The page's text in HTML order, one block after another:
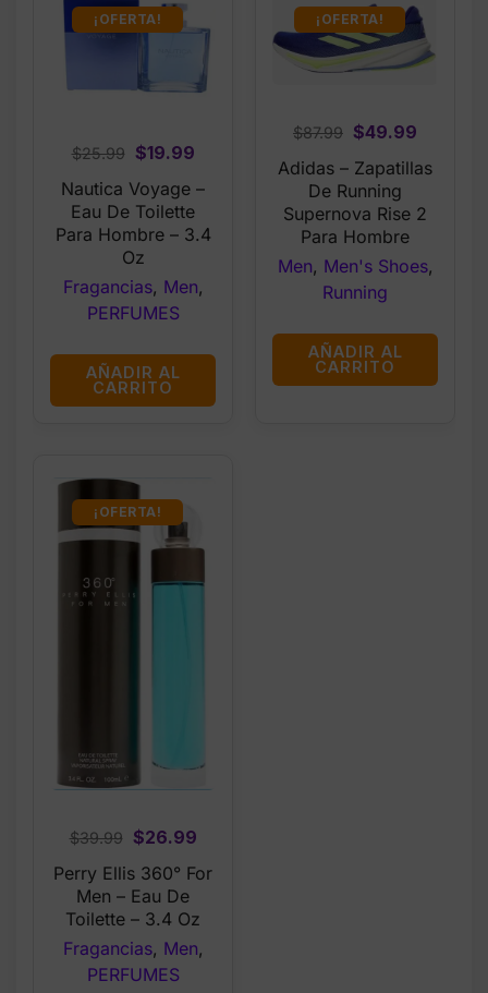
¡OFERTA!
$25.99
Original
price
was:
$25.99.
$19.99Current
$19.99.
Nautica Voyage –
Eau De Toilette
Para Hombre – 3.4
Oz
Fragancias, Men,
PERFUMES
AÑADIR AL
CARRITO
¡OFERTA!
$87.99 Original
price
was:
$87.99.
$49.99
$49.99.
Adidas – Zapatillas
De Running
Supernova Rise 2
Para Hombre
Men, Men's Shoes,
Running
AÑADIR AL
CARRITO
¡OFERTA!
$39.99
Original
price
was:
$39.99.
$26.99Current
$26.99.
Perry Ellis 360° For
Men – Eau De
Toilette – 3.4 Oz
Fragancias, Men,
PERFUMES